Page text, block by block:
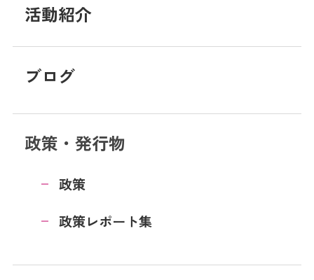
活動紹介
ブログ
政策・発行物
政策
政策レポート集